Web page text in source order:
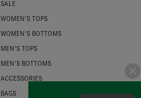
SALE
WOMEN'S TOPS
WOMEN'S BOTTOMS
MEN'S TOPS
MEN'S BOTTOMS
ACCESSORIES
BAGS